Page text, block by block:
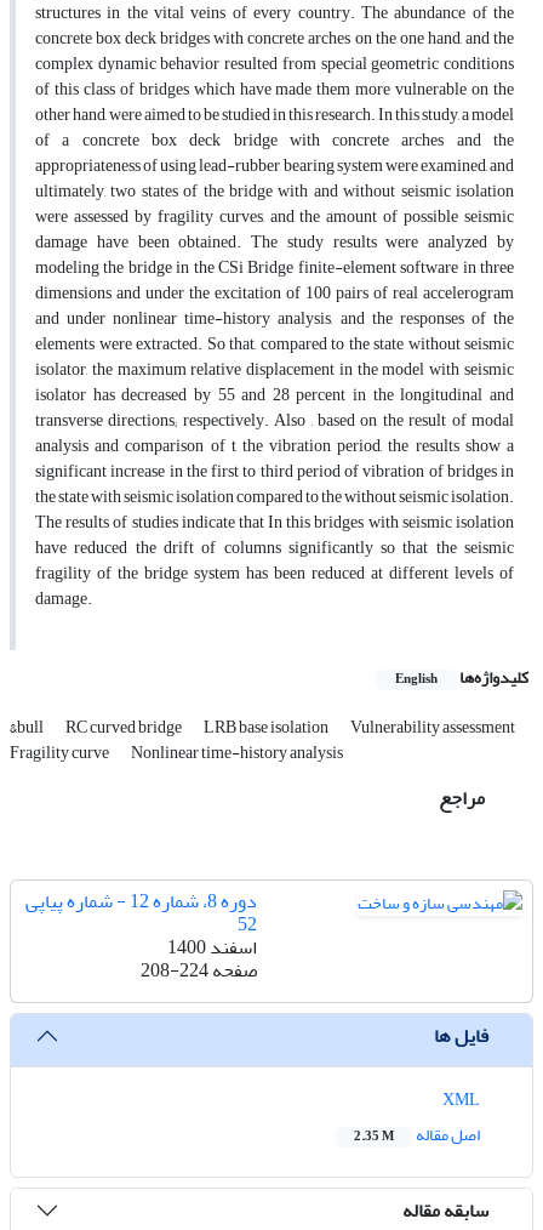
structures in the vital veins of every country. The abundance of the
concrete box deck bridges with concrete arches on the one hand, and the
complex dynamic behavior resulted from special geometric conditions
of this class of bridges which have made them more vulnerable on the
other hand, were aimed to be studied in this research. In this study, a model
of a concrete box deck bridge with concrete arches and the
appropriateness of using lead-rubber bearing system were examined, and
ultimately, two states of the bridge with and without seismic isolation
were assessed by fragility curves, and the amount of possible seismic
damage have been obtained. The study results were analyzed by
modeling the bridge in the CSi Bridge finite-element software in three
dimensions and under the excitation of 100 pairs of real accelerogram
and under nonlinear time-history analysis, and the responses of the
elements were extracted. So that, compared to the state without seismic
isolator, the maximum relative displacement in the model with seismic
isolator has decreased by 55 and 28 percent in the longitudinal and
transverse directions; respectively. Also , based on the result of modal
analysis and comparison of t the vibration period, the results show a
significant increase in the first to third period of vibration of bridges in
the state with seismic isolation compared to the without seismic isolation.
The results of studies indicate that In this bridges with seismic isolation
have reduced the drift of columns significantly so that the seismic
fragility of the bridge system has been reduced at different levels of
damage.
کلیدواژه‌ها English
&bull RC curved bridge LRB base isolation Vulnerability assessment
Fragility curve Nonlinear time-history analysis
مراجع
دوره 8، شماره 12 - شماره پیاپی
52
اسفند 1400
صفحه208-224
فایل ها
اصل مقاله
2.35 M
سابقه مقاله